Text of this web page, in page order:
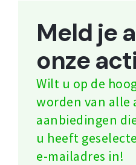
Meld je
onze
Wilt u op de
worden van alle
aanbiedingen
u heeft
e-mailadres in!